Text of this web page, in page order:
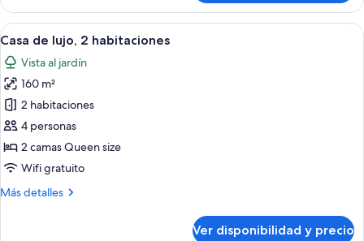
en
el
área
del
patio
de
lujo,
1
cama
Queen
size,
cocina,
en
el
área
del
patio
Ver
todas
las
fotos
de
Casa
de
lujo,
habitaciones
Un edificio moderno con grandes
22
Casa de lujo, 2 habitaciones
Vista al jardín
160 m²
2 habitaciones
4 personas
2 camas Queen size
Wifi gratuito
Más detalles
Más
Ver disponibilidad y precio